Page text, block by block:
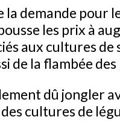
la demande pour
les prix à
aux cultures de
de la flambée
dû jongler
cultures de